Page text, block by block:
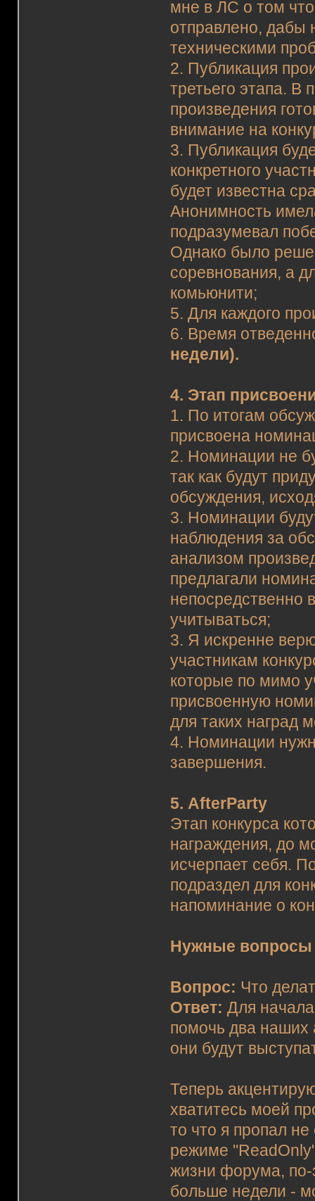
мне в ЛС о том
отправлено, дабы
техническими
2. Публикация
третьего этапа.
произведения
внимание на
3. Публикация
конкретного
будет известна
Анонимность
подразумевал
Однако было
соревнования, а
комьюнити;
5. Для каждого
6. Время
недели).
4. Этап
1. По итогам
присвоена
2. Номинации не
так как будут
обсуждения,
3. Номинации
наблюдения за
анализом
предлагали
непосредственно
учитываться;
3. Я искренне
участникам
которые по мимо
присвоенную
для таких наград
4. Номинации
завершения.
5. AfterParty
Этап конкурса
награждения, до
исчерпает себя.
подраздел для
напоминание о
Нужные вопросы
Вопрос: Что
Ответ:Для
помочь два
они будут
Теперь
хватитесь моей
то что я пропал
режиме
жизни форума,
больше недели -